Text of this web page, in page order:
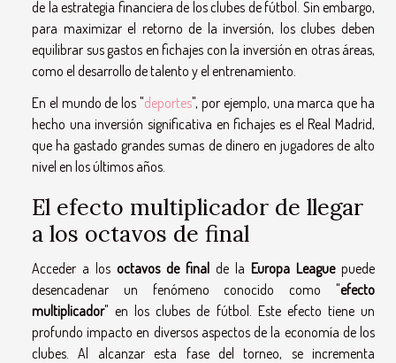
de la estrategia financiera de los clubes de fútbol. Sin embargo,
para maximizar el retorno de la inversión, los clubes deben
equilibrar sus gastos en fichajes con la inversión en otras áreas,
como el desarrollo de talento y el entrenamiento.
En el mundo de los "deportes", por ejemplo, una marca que ha
hecho una inversión significativa en fichajes es el Real Madrid,
que ha gastado grandes sumas de dinero en jugadores de alto
nivel en los últimos años.
El efecto multiplicador de llegar
a los octavos de final
Acceder a los octavos de final de la Europa Leaguepuede
desencadenar un fenómeno conocido como "efecto
multiplicador" en los clubes de fútbol. Este efecto tiene un
profundo impacto en diversos aspectos de la economía de los
clubes. Al alcanzar esta fase del torneo, se incrementa